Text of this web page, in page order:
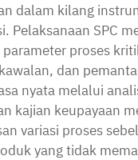
dalam kilang
Pelaksanaan SPC
proses
dan
nyata melalui
kajian keupayaan
variasi proses
yang tidak